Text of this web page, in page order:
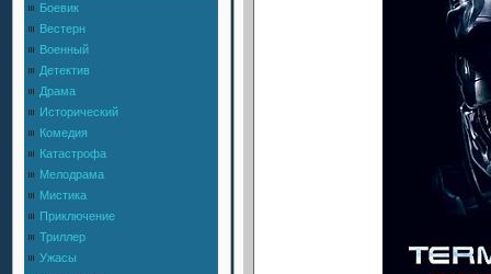
Боевик
Вестерн
Военный
Детектив
Драма
Исторический
Комедия
Катастрофа
Мелодрама
Мистика
Приключение
Триллер
Ужасы